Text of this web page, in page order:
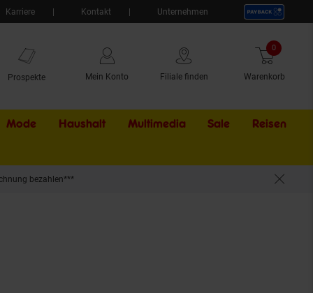
Karriere Kontakt Unternehmen
Prospekte Mein Konto Filiale finden Warenkorb
0 Artikel
Mode Haushalt Multimedia Sale Externer
Reisen
bezahlen***